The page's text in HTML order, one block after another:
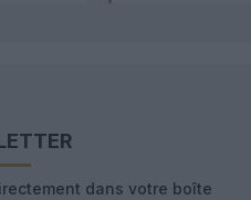
dans votre boîte